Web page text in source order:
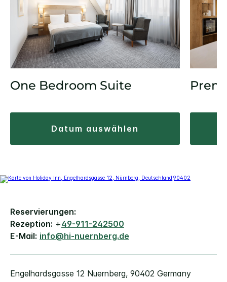
One Bedroom Suite
datum auswählen
Reservierungen:
Rezeption: +49-911-242500
E-Mail: info@hi-nuernberg.de
Engelhardsgasse 12 Nuernberg, 90402 Germany